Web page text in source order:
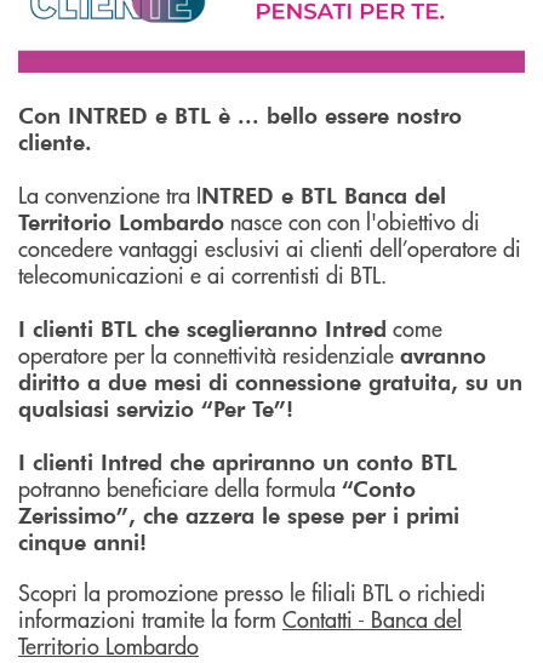
Con INTRED e BTL è ... bello essere nostro
cliente.
La convenzione tra INTRED e BTL Banca del
Territorio Lombardo nasce con con l'obiettivo di
concedere vantaggi esclusivi ai clienti dell’operatore di
telecomunicazioni e ai correntisti di BTL.
I clienti BTL che sceglieranno Intred come
operatore per la connettività residenziale avranno
diritto a due mesi di connessione gratuita, su un
qualsiasi servizio “Per Te”!
I clienti Intred che apriranno un conto BTL
potranno beneficiare della formula “Conto
Zerissimo”, che azzera le spese per i primi
cinque anni!
Scopri la promozione presso le filiali BTL o richiedi
informazioni tramite la form Contatti - Banca del
Territorio Lombardo